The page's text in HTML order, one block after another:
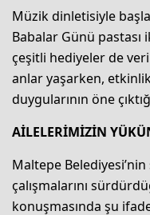
Müzik dinletisiyle
Babalar Günü pastası
çeşitli hediyeler de
anlar yaşarken,
duygularının öne
AİLELERİMİZİN
Maltepe
çalışmalarını
konuşmasında şu